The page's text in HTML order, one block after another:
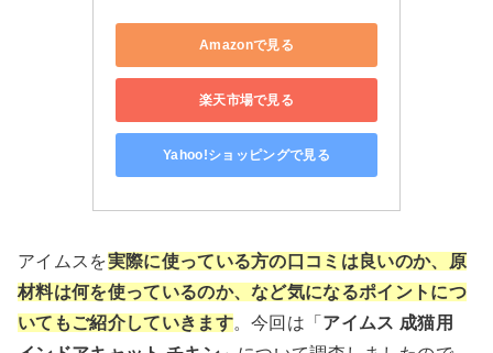
Amazonで見る
楽天市場で見る
Yahoo!ショッピングで見る
アイムスを実際に使っている方の口コミは良いのか、原
材料は何を使っているのか、など気になるポイントにつ
いてもご紹介していきます。今回は「 アイムス 成猫用